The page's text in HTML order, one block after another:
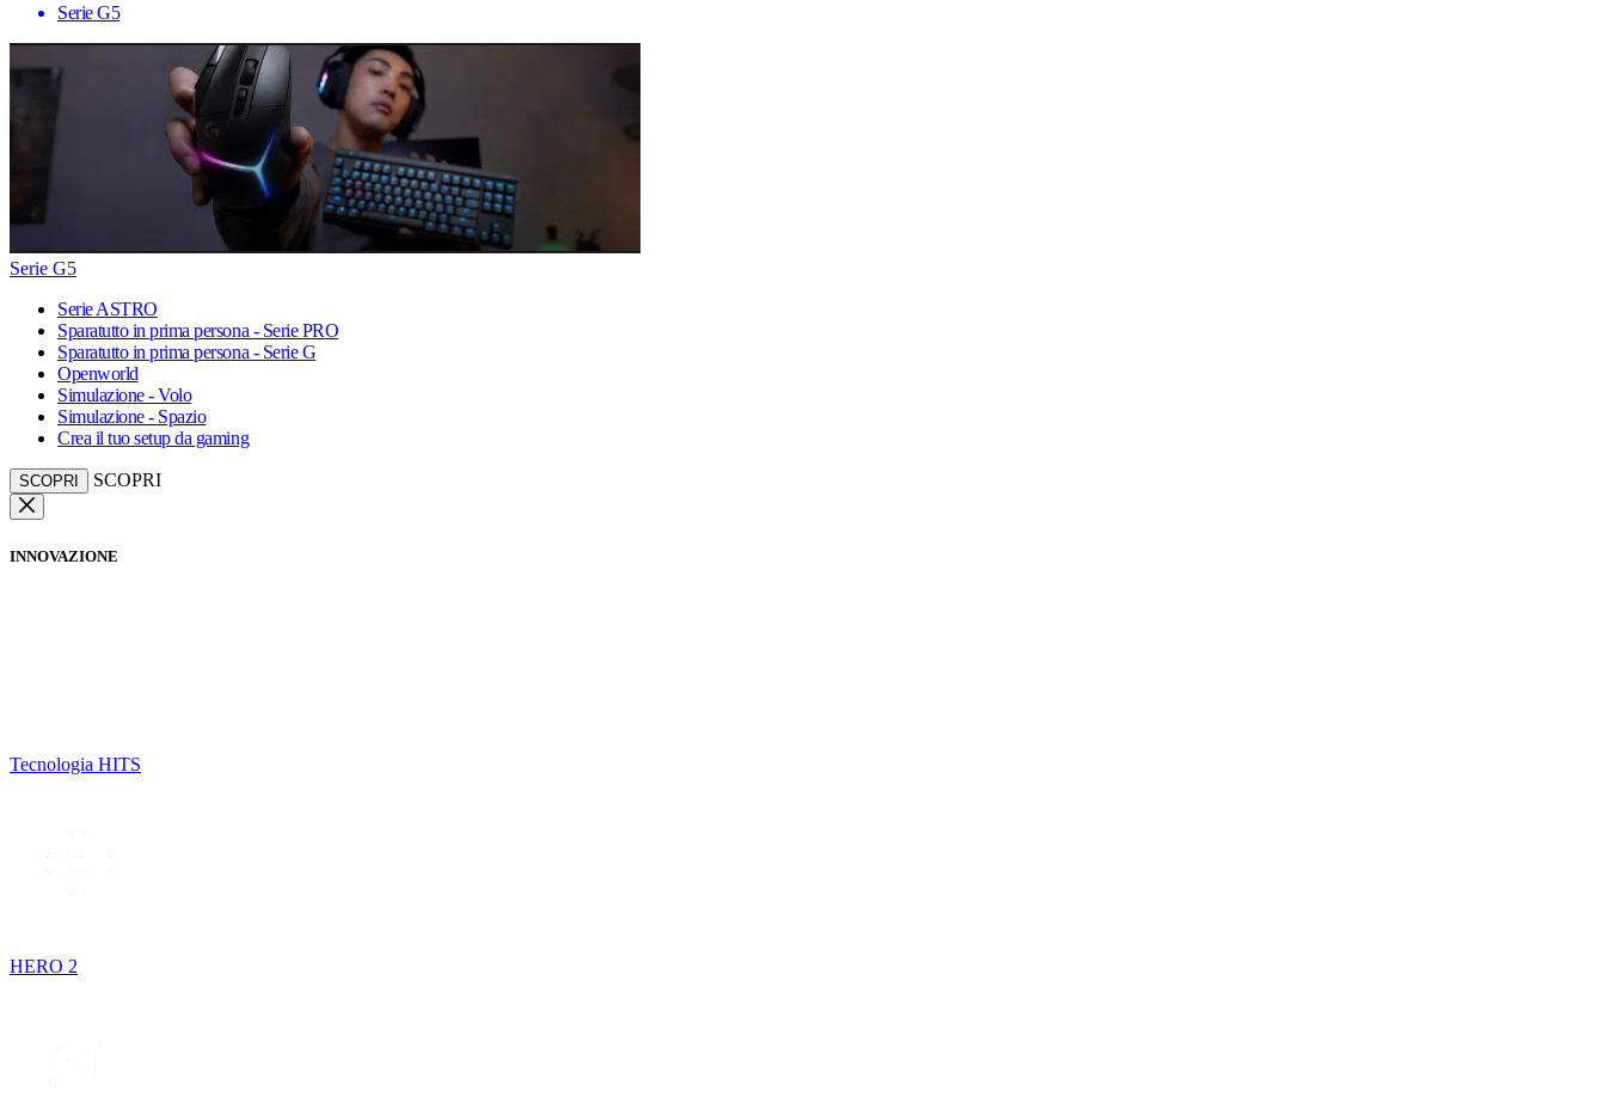
Serie G5
Serie G5
Serie ASTRO
Sparatutto in prima persona - Serie PRO
Sparatutto in prima persona - Serie G
Openworld
Simulazione - Volo
Simulazione - Spazio
Crea il tuo setup da gaming
SCOPRI SCOPRI
INNOVAZIONE
Tecnologia HITS
HERO 2